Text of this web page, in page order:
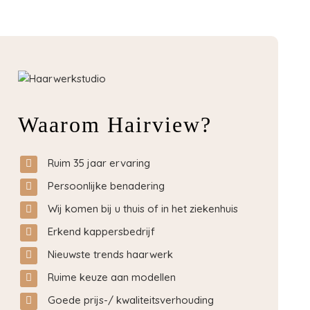
Waarom Hairview?
Ruim 35 jaar ervaring
Persoonlijke benadering
Wij komen bij u thuis of in het ziekenhuis
Erkend kappersbedrijf
Nieuwste trends haarwerk
Ruime keuze aan modellen
Goede prijs-/ kwaliteitsverhouding